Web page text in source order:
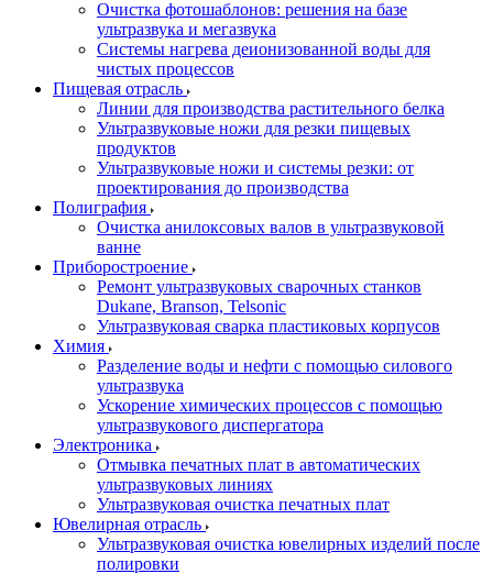
Очистка фотошаблонов: решения на базе
ультразвука и мегазвука
Системы нагрева деионизованной воды для
чистых процессов
Пищевая отрасль
Линии для производства растительного белка
Ультразвуковые ножи для резки пищевых
продуктов
Ультразвуковые ножи и системы резки: от
проектирования до производства
Полиграфия
Очистка анилоксовых валов в ультразвуковой
ванне
Приборостроение
Ремонт ультразвуковых сварочных станков
Dukane, Branson, Telsonic
Ультразвуковая сварка пластиковых корпусов
Химия
Разделение воды и нефти с помощью силового
ультразвука
Ускорение химических процессов с помощью
ультразвукового диспергатора
Электроника
Отмывка печатных плат в автоматических
ультразвуковых линиях
Ультразвуковая очистка печатных плат
Ювелирная отрасль
Ультразвуковая очистка ювелирных изделий после
полировки